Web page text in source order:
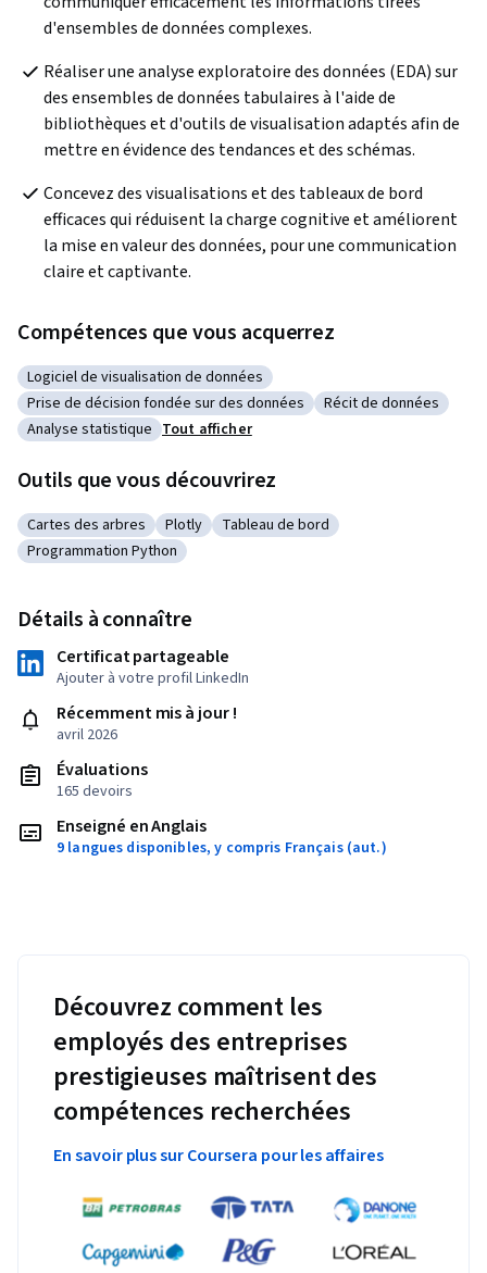
d'ensembles de données complexes.
Réaliser une analyse exploratoire des données (EDA) sur
des ensembles de données tabulaires à l'aide de
bibliothèques et d'outils de visualisation adaptés afin de
mettre en évidence des tendances et des schémas.
Concevez des visualisations et des tableaux de bord
efficaces qui réduisent la charge cognitive et améliorent
la mise en valeur des données, pour une communication
claire et captivante.
Compétences que vous acquerrez
Catégorie : Logiciel de visualisation de données
Logiciel de visualisation de données
Catégorie : Prise de décision fondée sur des données
Prise de décision fondée sur des données Catégorie : Récit de
Récit de données
Catégorie : Analyse statistique
Analyse statistique Tout afficher
Outils que vous découvrirez
Catégorie : Cartes des arbres
Cartes des arbres Catégorie : Plotly
Plotly Catégorie : Tableau de bord
Tableau de bord
Catégorie : Programmation Python
Programmation Python
Détails à connaître
Certificat partageable
Ajouter à votre profil LinkedIn
Récemment mis à jour !
avril 2026
Évaluations
165 devoirs
Enseigné en Anglais
9 langues disponibles, y compris Français (aut.)
Découvrez comment les
employés des entreprises
prestigieuses maîtrisent des
compétences recherchées
En savoir plus sur Coursera pour les affaires